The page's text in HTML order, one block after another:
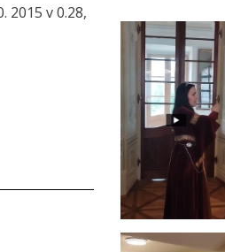
2015 v 0.28,